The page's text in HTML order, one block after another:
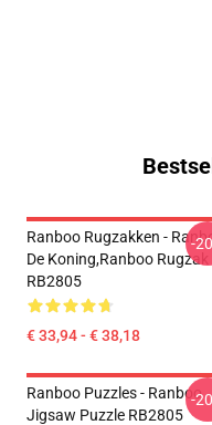
Ranboo Rugzakken -
De Koning,Ranboo Rugzak
RB2805
€ 33,94 - € 38,18
-
Ranboo Puzzles - Ranboo
Jigsaw Puzzle RB2805
-